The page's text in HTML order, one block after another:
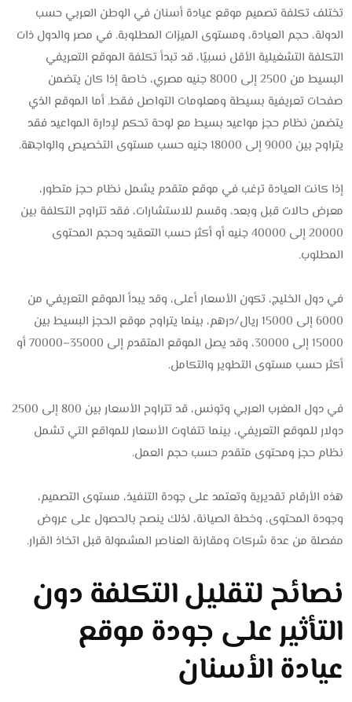
تختلف تكلفة تصميم موقع عيادة أسنان في الوطن العربي حسب
الدولة، حجم العيادة، ومستوى الميزات المطلوبة. في مصر والدول ذات
التكلفة التشغيلية الأقل نسبيًا، قد تبدأ تكلفة الموقع التعريفي
البسيط من 2500 إلى 8000 جنيه مصري، خاصة إذا كان يتضمن
صفحات تعريفية بسيطة ومعلومات التواصل فقط. أما الموقع الذي
يتضمن نظام حجز مواعيد بسيط مع لوحة تحكم لإدارة المواعيد فقد
يتراوح بين 9000 إلى 18000 جنيه حسب مستوى التخصيص والواجهة.
إذا كانت العيادة ترغب في موقع متقدم يشمل نظام حجز متطور،
معرض حالات قبل وبعد، وقسم للاستشارات، فقد تتراوح التكلفة بين
20000 إلى 40000 جنيه أو أكثر حسب التعقيد وحجم المحتوى
المطلوب.
في دول الخليج، تكون الأسعار أعلى، وقد يبدأ الموقع التعريفي من
6000 إلى 15000 ريال/درهم، بينما يتراوح موقع الحجز البسيط بين
15000 إلى 30000، وقد يصل الموقع المتقدم إلى 35000–70000 أو
أكثر حسب مستوى التطوير والتكامل.
في دول المغرب العربي وتونس، قد تتراوح الأسعار بين 800 إلى 2500
دولار للموقع التعريفي، بينما تتفاوت الأسعار للمواقع التي تشمل
نظام حجز ومحتوى متقدم حسب حجم العمل.
هذه الأرقام تقديرية وتعتمد على جودة التنفيذ، مستوى التصميم،
وجودة المحتوى، وخطة الصيانة، لذلك ينصح بالحصول على عروض
مفصلة من عدة شركات ومقارنة العناصر المشمولة قبل اتخاذ القرار.
نصائح لتقليل التكلفة دون
التأثير على جودة موقع
عيادة الأسنان